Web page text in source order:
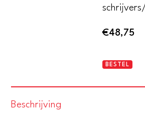
€48,75
Tijdschrift
BESTEL
Beschrijving